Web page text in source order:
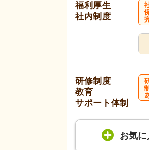
福利厚生
社内制度
研修制度
教育
サポート体制
お気に